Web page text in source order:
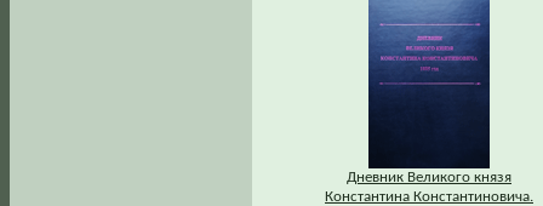
Дневник Великого князя
Константина Константиновича.